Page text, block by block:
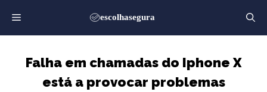
para
o
Falha em chamadas do Iphone X
está a provocar problemas